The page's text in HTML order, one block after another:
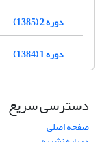
دوره 2 (1385)
دوره 1 (1384)
دسترسی سریع
صفحه اصلی